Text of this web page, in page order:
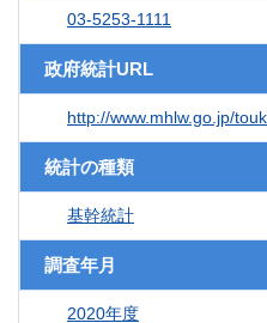
03-5253-1111
政府統計URL
http://www.mhlw.go.jp/
統計の種類
基幹統計
調査年月
2020年度